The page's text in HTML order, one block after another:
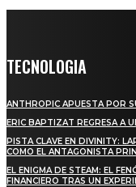
TECNOLOGIA
ANTHROPIC APUESTA POR
ERIC BAPTIZAT REGRESA A
PISTA CLAVE EN DIVINITY:
COMO EL ANTAGONISTA
EL ENIGMA DE STEAM: EL
FINANCIERO TRAS UN